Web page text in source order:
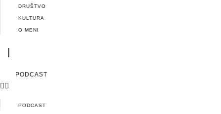
DRUŠTVO
KULTURA
O MENI
|
PODCAST
PODCAST